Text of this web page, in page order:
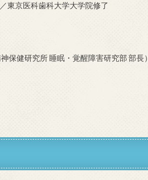
東京医科歯科大学大学院修了
保健研究所 睡眠・覚醒障害研究部 部長）